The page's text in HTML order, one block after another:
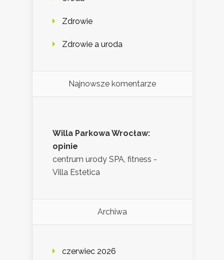
Zdrowie
Zdrowie a uroda
Najnowsze komentarze
Willa Parkowa Wrocław:
opinie
centrum urody SPA, fitness -
Villa Estetica
Archiwa
czerwiec 2026